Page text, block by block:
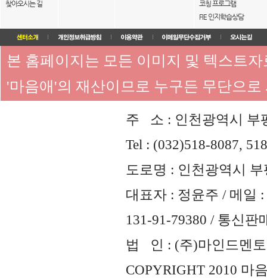
찾아오시는 길
코칭 프로그램
FIE 인지학습상담
본 홈페이지는 모든 이미지 및 텍스트
'마음애'의 재산이므로 누구든 무단으
주 소 : 인천광역시 부
Tel : (032)518-8087,
도로명 : 인천광역시
대표자 : 정윤주 / 메일 :
131-91-79380 / 통신판
법 인 : (주)마인드멘토
COPYRIGHT 2010 마